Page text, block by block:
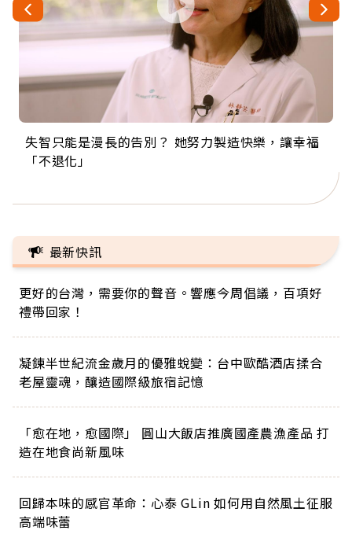
失智只能是漫長的告別？ 她努力製造快樂，讓幸福
「不退化」
來自剛果的巧克力神父 為台灣奉獻36年 「台灣是我
的家，我連作夢都講台語！」
63歲卸矽谷副總、搬回台灣找快樂！「蛋黃哥小
丑」走進安養院，逗樂上萬爺奶：退休後才開始真
104歲打破金氏世界紀錄 成為全球最年長羽球選
手，分享長壽的秘密原來是「這個」
事業巔峰他選擇追夢…黑手阿伯拉小提琴還登上小
巨蛋！連CNN都大讚！
最新快訊
更好的台灣，需要你的聲音。響應今周倡議，百項好
禮帶回家！
凝鍊半世紀流金歲月的優雅蛻變：台中歐酷酒店揉合
老屋靈魂，釀造國際級旅宿記憶
「愈在地，愈國際」 圓山大飯店推廣國產農漁產品 打
造在地食尚新風味
回歸本味的感官革命：心泰 GLin 如何用自然風土征服
高端味蕾